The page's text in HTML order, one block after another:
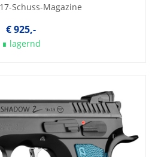
Schuss-Magazine
€ 925,-
∎ lagernd